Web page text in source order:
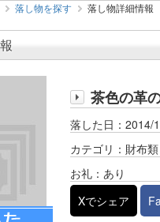
落し物を探す 落し物詳細情報
茶色の革
落した日：2014/
カテゴリ：財布類
お礼：あり
Xでシェア